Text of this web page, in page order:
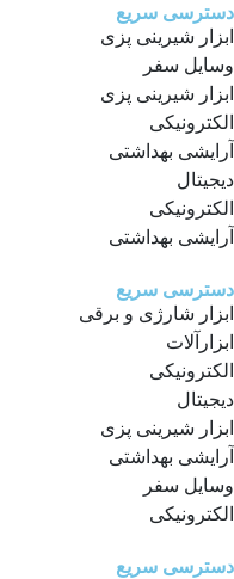
دسترسی سریع
ابزار شیرینی پزی
وسایل سفر
ابزار شیرینی پزی
الکترونیکی
آرایشی بهداشتی
دیجیتال
الکترونیکی
آرایشی بهداشتی
دسترسی سریع
ابزار شارژی و برقی
ابزارآلات
الکترونیکی
دیجیتال
ابزار شیرینی پزی
آرایشی بهداشتی
وسایل سفر
الکترونیکی
دسترسی سریع